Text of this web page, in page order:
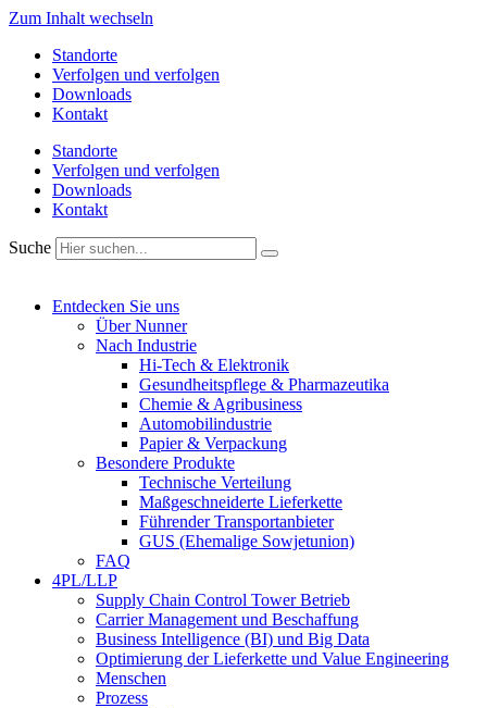
Zum Inhalt wechseln
Standorte
Verfolgen und verfolgen
Downloads
Kontakt
Standorte
Verfolgen und verfolgen
Downloads
Kontakt
Suche
Entdecken Sie uns
Über Nunner
Nach Industrie
Hi-Tech & Elektronik
Gesundheitspflege & Pharmazeutika
Chemie & Agribusiness
Automobilindustrie
Papier & Verpackung
Besondere Produkte
Technische Verteilung
Maßgeschneiderte Lieferkette
Führender Transportanbieter
GUS (Ehemalige Sowjetunion)
FAQ
4PL/LLP
Supply Chain Control Tower Betrieb
Carrier Management und Beschaffung
Business Intelligence (BI) und Big Data
Optimierung der Lieferkette und Value Engineering
Menschen
Prozess